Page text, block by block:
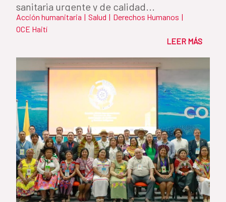
sanitaria urgente y de calidad...
Acción humanitaria | Salud | Derechos Humanos |
OCE Haití
LEER MÁS